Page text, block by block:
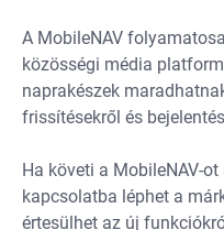
A MobileNAV
közösségi média
naprakészek
frissítésekről és
Ha követi a MobileNAV-
kapcsolatba léphet a
értesülhet az új